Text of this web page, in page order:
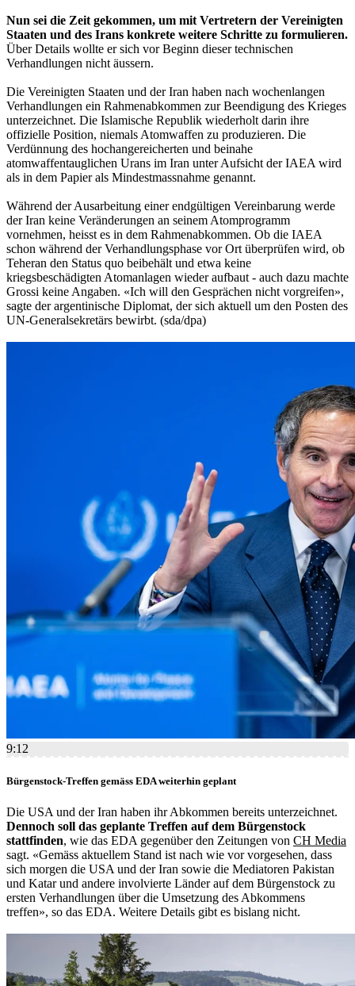
Nun sei die Zeit gekommen, um mit Vertretern der Vereinigten
Staaten und des Irans konkrete weitere Schritte zu formulieren.
Über Details wollte er sich vor Beginn dieser technischen
Verhandlungen nicht äussern.
Die Vereinigten Staaten und der Iran haben nach wochenlangen
Verhandlungen ein Rahmenabkommen zur Beendigung des Krieges
unterzeichnet. Die Islamische Republik wiederholt darin ihre
offizielle Position, niemals Atomwaffen zu produzieren. Die
Verdünnung des hochangereicherten und beinahe
atomwaffentauglichen Urans im Iran unter Aufsicht der IAEA wird
als in dem Papier als Mindestmassnahme genannt.
Während der Ausarbeitung einer endgültigen Vereinbarung werde
der Iran keine Veränderungen an seinem Atomprogramm
vornehmen, heisst es in dem Rahmenabkommen. Ob die IAEA
schon während der Verhandlungsphase vor Ort überprüfen wird, ob
Teheran den Status quo beibehält und etwa keine
kriegsbeschädigten Atomanlagen wieder aufbaut - auch dazu machte
Grossi keine Angaben. «Ich will den Gesprächen nicht vorgreifen»,
sagte der argentinische Diplomat, der sich aktuell um den Posten des
UN-Generalsekretärs bewirbt. (sda/dpa)
9:12
Bürgenstock-Treffen gemäss EDA weiterhin geplant
Die USA und der Iran haben ihr Abkommen bereits unterzeichnet.
Dennoch soll das geplante Treffen auf dem Bürgenstock
stattfinden, wie das EDA gegenüber den Zeitungen von CH Media
sagt. «Gemäss aktuellem Stand ist nach wie vor vorgesehen, dass
sich morgen die USA und der Iran sowie die Mediatoren Pakistan
und Katar und andere involvierte Länder auf dem Bürgenstock zu
ersten Verhandlungen über die Umsetzung des Abkommens
treffen», so das EDA. Weitere Details gibt es bislang nicht.